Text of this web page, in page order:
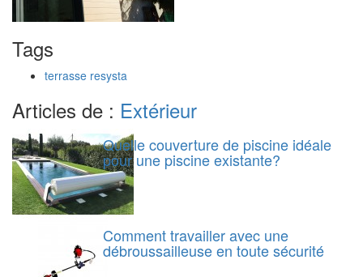
Tags
terrasse resysta
Articles de : Extérieur
Quelle couverture de piscine idéale
pour une piscine existante?
Comment travailler avec une
débroussailleuse en toute sécurité